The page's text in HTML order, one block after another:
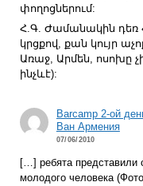
փողոցներում:
Հ.Գ. Ժամանակին դեռ
կրցքով, քան կույր
Առաջ, Արմեն, ոսոխը
ինչևէ):
Barcamp 2-ой
Ван Армения
07/06/2010
[…] ребята представили
молодого человека